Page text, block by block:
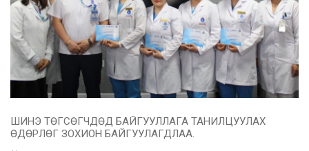
ШИНЭ ТӨГСӨГЧДӨД БАЙГУУЛЛАГА ТАНИЛЦУУЛАХ
ӨДӨРЛӨГ ЗОХИОН БАЙГУУЛАГДЛАА.